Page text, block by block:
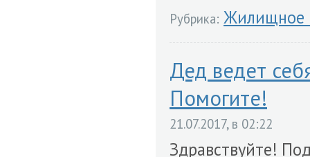
Рубрика: Жилищное
Дед ведет
Помогите!
21.07.2017, в 02:22
Здравствуйте!